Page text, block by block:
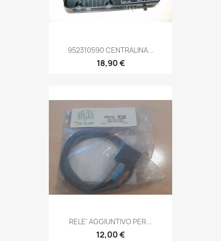
952310590 CENTRALINA...
18,90 €
RELE' AGGIUNTIVO PER...
12,00 €